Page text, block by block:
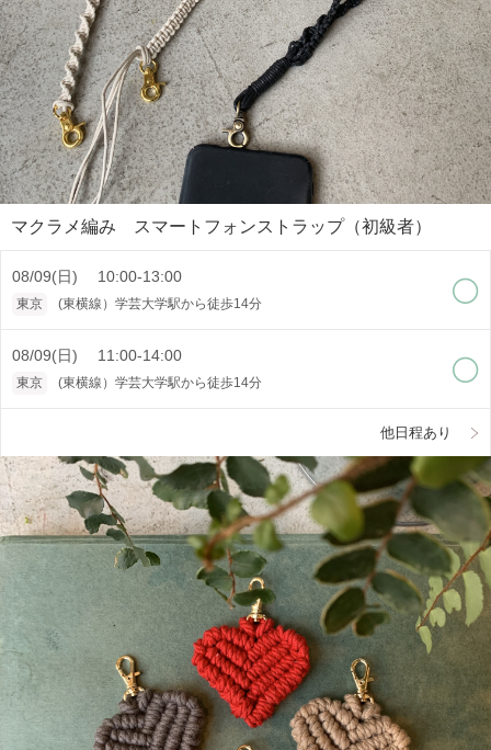
マクラメ編み スマートフォンストラップ（初級者）
08/09(日) 10:00-13:00
東京 (東横線）学芸大学駅から徒歩14分
08/09(日) 11:00-14:00
東京 (東横線）学芸大学駅から徒歩14分
他日程あり